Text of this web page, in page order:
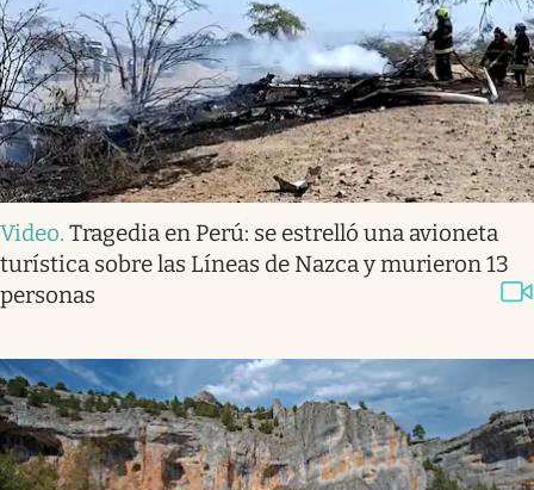
Video. Tragedia en Perú: se estrelló una avioneta
turística sobre las Líneas de Nazca y murieron 13
personas